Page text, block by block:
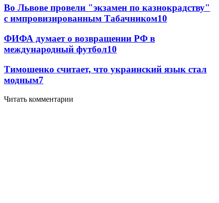
Во Львове провели "экзамен по казнокрадству"
с импровизированным Табачником10
ФИФА думает о возвращении РФ в
международный футбол10
Тимошенко считает, что украинский язык стал
модным7
Читать комментарии